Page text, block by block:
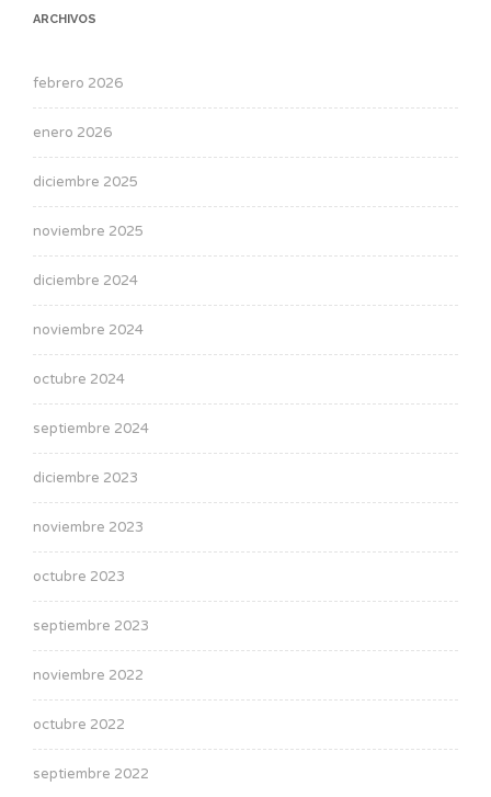
ARCHIVOS
febrero 2026
enero 2026
diciembre 2025
noviembre 2025
diciembre 2024
noviembre 2024
octubre 2024
septiembre 2024
diciembre 2023
noviembre 2023
octubre 2023
septiembre 2023
noviembre 2022
octubre 2022
septiembre 2022